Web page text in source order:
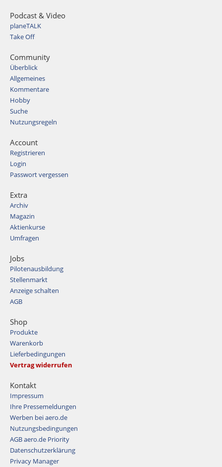
Podcast & Video
planeTALK
Take Off
Community
Überblick
Allgemeines
Kommentare
Hobby
Suche
Nutzungsregeln
Account
Registrieren
Login
Passwort vergessen
Extra
Archiv
Magazin
Aktienkurse
Umfragen
Jobs
Pilotenausbildung
Stellenmarkt
Anzeige schalten
AGB
Shop
Produkte
Warenkorb
Lieferbedingungen
Vertrag widerrufen
Kontakt
Impressum
Ihre Pressemeldungen
Werben bei aero.de
Nutzungsbedingungen
AGB aero.de Priority
Datenschutzerklärung
Privacy Manager